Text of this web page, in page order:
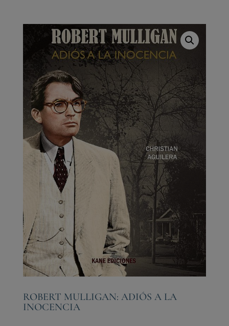
ROBERT MULLIGAN: ADIÓS A LA
INOCENCIA